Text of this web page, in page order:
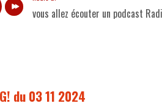
vous allez écouter un podcast
du 03 11 2024